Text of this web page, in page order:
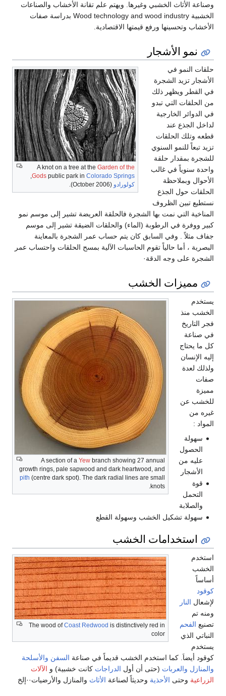
الخشبي وغيرها. ويهتم علم تقانة الأخشاب والصناعات
الخشبية Wood technology and wood industry بدراسة صفات
وتحسينها ورفع قيمتها الاقتصادية.
الأشجار
A knot on a tree at theGarden of the
Gods public park inColorado Springs
,
كولورادو
في
تزيد الشجرة
ويظهر ذلك
التي تبدو
الخارجية
عند
الحلقات
للنمو السنوي
بمقدار حلقة
في غالب
وبملاحظة
حول الجذع
تبين الظروف
التي نمت بها الشجرة فالحلقة العريضة تشير إلى موسم نمو
في الرطوبة (الماء) والحلقات الضيقة تشير إلى موسم
. وفي السابق كان يتم حساب عمر الشجرة بالمعاينة
، أما حالياً تقوم الحاسبات الآلية بمسح الحلقات واحتساب عمر
على وجه الدقة·
الخشب
A section of a Yewbranch showing 27 annual
growth rings, pale sapwood and dark heartwood, and
pith(centre dark spot). The dark radial lines are small
knots.
تشكيل الخشب وسهولة القطع
الخشب
The wood ofCoast Redwoodis distinctively red in
color
النار
كما استخدم الخشب قديماً في صناعة السفن والأسلحة
والعربات (حتى أن أولالدراجاتكانت خشبية) والآلات
وحتى الأحذيةوحديثاً لصناعةالأثاثوالمنازل والأرضيات··إلخ